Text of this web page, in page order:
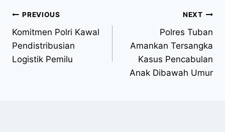
PREVIOUS
Komitmen Polri Kawal
Pendistribusian
Logistik Pemilu
NEXT
Polres Tuban
Amankan Tersangka
Kasus Pencabulan
Anak Dibawah Umur